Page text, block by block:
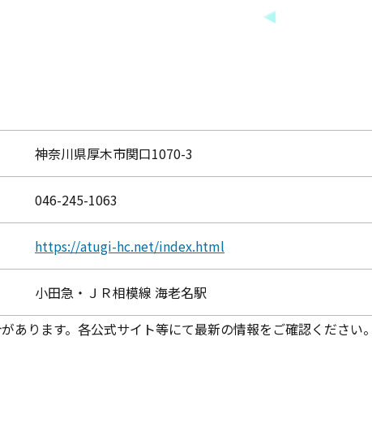
神奈川県厚木市関口1070-3
046-245-1063
https://atugi-hc.net/index.html
小田急・ＪＲ相模線 海老名駅
あります。各公式サイト等にて最新の情報をご確認ください。